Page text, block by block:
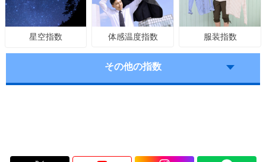
星空指数 体感温度指数 服装指数
その他の指数